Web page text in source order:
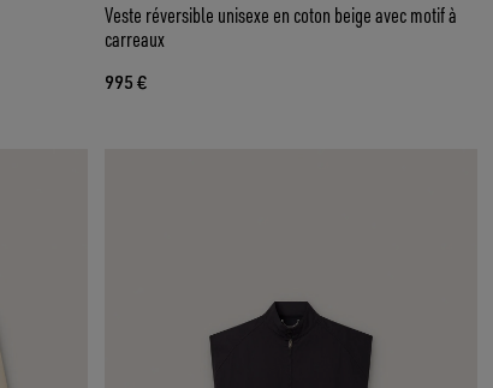
Veste réversible unisexe en coton beige avec motif à
carreaux
995 €